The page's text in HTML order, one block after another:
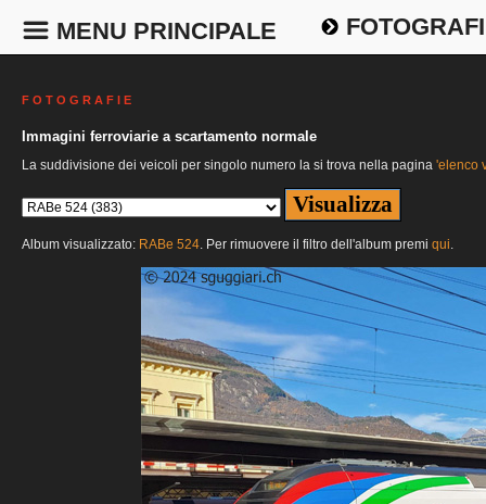
MENU PRINCIPALE
F O T O G R A F I E
Immagini ferroviarie a scartamento normale
La suddivisione dei veicoli per singolo numero la si trova nella pagina 'elenco
Album visualizzato: RABe 524. Per rimuovere il filtro dell'album premi qui.